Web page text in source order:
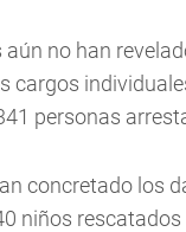
no han
cargos
personas
concretado los
niños